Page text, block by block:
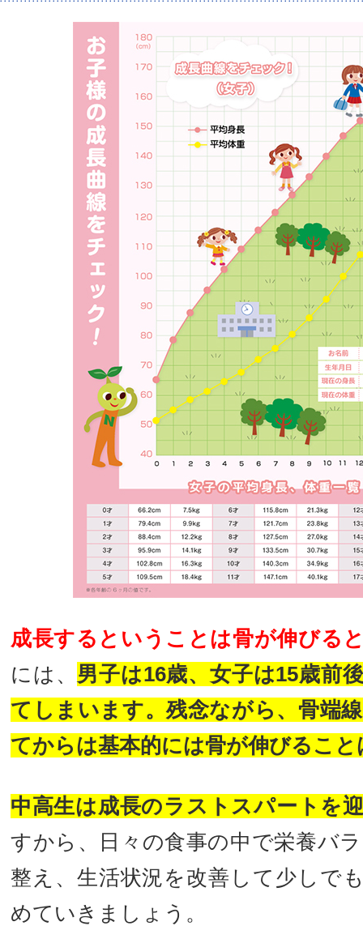
成長するということは骨が伸びる
には、 男子は16歳、女子は15歳前
てしまいます。残念ながら、骨端
てからは基本的には骨が伸びるこ
中高生は成長のラストスパートを
すから、日々の食事の中で栄養バ
整え、生活状況を改善して少しで
めていきましょう。